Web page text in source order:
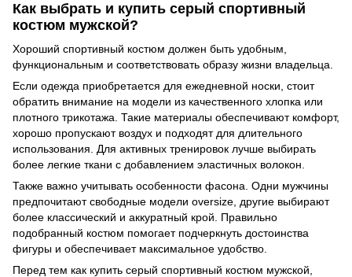
Как выбрать и купить серый спортивный
костюм мужской?
Хороший спортивный костюм должен быть удобным,
функциональным и соответствовать образу жизни владельца.
Если одежда приобретается для ежедневной носки, стоит
обратить внимание на модели из качественного хлопка или
плотного трикотажа. Такие материалы обеспечивают комфорт,
хорошо пропускают воздух и подходят для длительного
использования. Для активных тренировок лучше выбирать
более легкие ткани с добавлением эластичных волокон.
Также важно учитывать особенности фасона. Одни мужчины
предпочитают свободные модели oversize, другие выбирают
более классический и аккуратный крой. Правильно
подобранный костюм помогает подчеркнуть достоинства
фигуры и обеспечивает максимальное удобство.
Перед тем как купить серый спортивный костюм мужской,